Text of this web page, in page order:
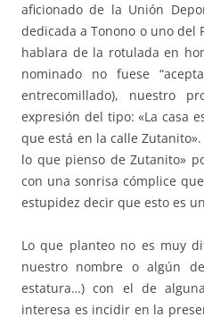
aficionado de la Unión
dedicada a Tonono o uno del
hablara de la rotulada en
nominado no fuese
entrecomillado), nuestro
expresión del tipo: «La casa
que está en la calle
lo que pienso de Zutanito»
con una sonrisa cómplice
estupidez decir que esto es
Lo que planteo no es muy
nuestro nombre o algún
estatura…) con el de
interesa es incidir en la